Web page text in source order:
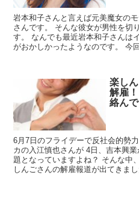
岩本和子さんと言えば元美魔女の
さんです。 そんな彼女が男性を切
す。 なんでも最近岩本和子さんは
がおかしかったようなのです。 今
楽し
解雇
絡ん
6月7日のフライデーで反社会的勢
カの入江慎也さんが 4日、吉本興
題となっていますよね？ そんな中
しんごさんの解雇報道が出てきまし